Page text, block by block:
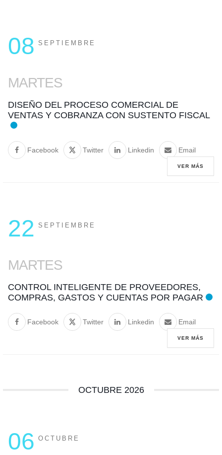
08 SEPTIEMBRE
MARTES
DISEÑO DEL PROCESO COMERCIAL DE
VENTAS Y COBRANZA CON SUSTENTO FISCAL
Facebook Twitter Linkedin Email
VER MÁS
22 SEPTIEMBRE
MARTES
CONTROL INTELIGENTE DE PROVEEDORES,
COMPRAS, GASTOS Y CUENTAS POR PAGAR
Facebook Twitter Linkedin Email
VER MÁS
OCTUBRE 2026
06 OCTUBRE